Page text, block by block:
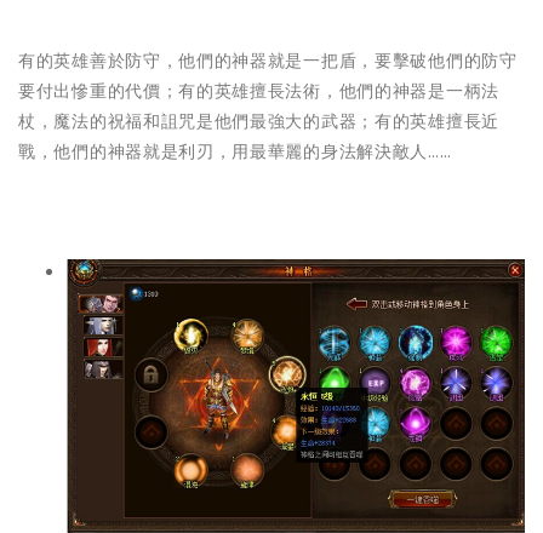
有的英雄善於防守，他們的神器就是一把盾，要擊破他們的防守
要付出慘重的代價；有的英雄擅長法術，他們的神器是一柄法
杖，魔法的祝福和詛咒是他們最強大的武器；有的英雄擅長近
戰，他們的神器就是利刃，用最華麗的身法解決敵人……